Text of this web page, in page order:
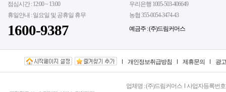
점심시간 : 12:00 ~ 13:00
휴일안내 : 일요일 및 공휴일 휴무
1600-9387
우리은행 1005-503-406649
농협 355-0054-3474-43
예금주 : (주)드림커머스
개인정보취급방침 제휴문의 광
업체명 : (주)드림커머스
사업자등록번호